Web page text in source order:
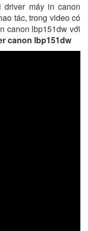
máy in canon
tác, trong video có
canon lbp151dw với
canon lbp151dw